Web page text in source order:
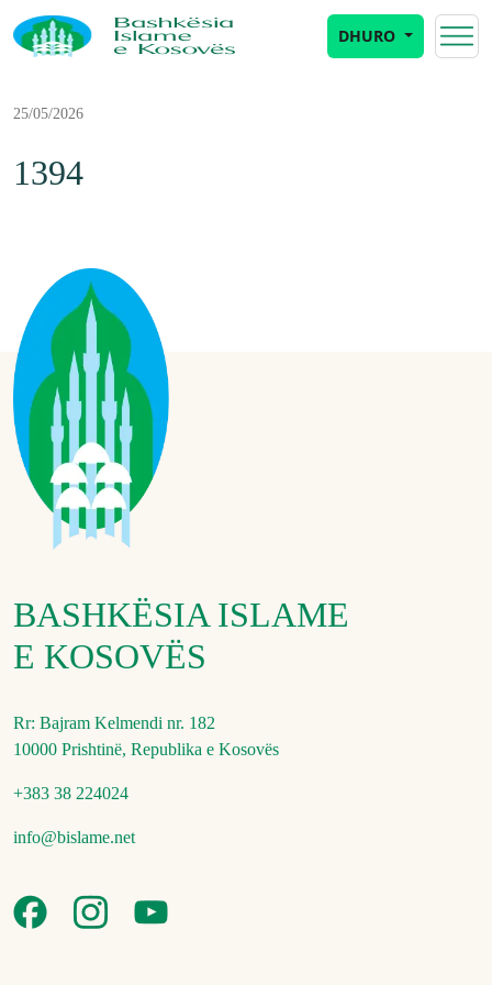
DHURO
25/05/2026
1394
BASHKËSIA ISLAME
E KOSOVËS
Rr: Bajram Kelmendi nr. 182
10000 Prishtinë, Republika e Kosovës
+383 38 224024
info@bislame.net